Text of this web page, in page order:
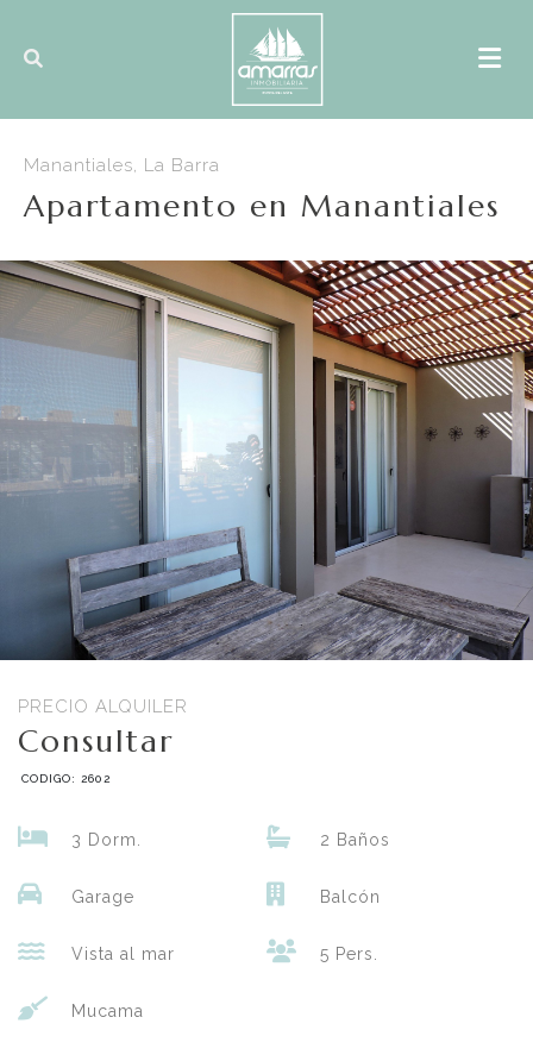
Manantiales, La Barra
Apartamento en Manantiales
PRECIO ALQUILER
Consultar
CODIGO: 2602
3 Dorm. 2 Baños
Garage Balcón
Vista al mar 5 Pers.
Mucama